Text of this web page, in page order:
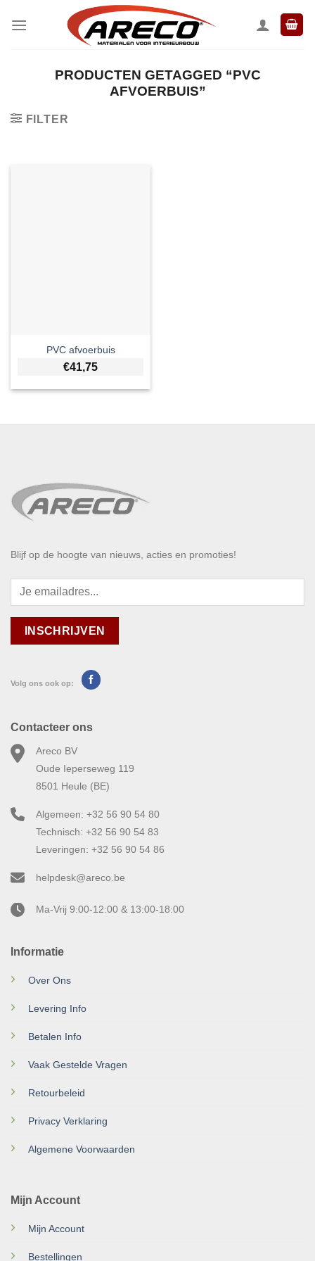
naar
PRODUCTEN GETAGGED “PVC
AFVOERBUIS”
FILTER
PVC afvoerbuis
€41,75
Blijf op de hoogte van nieuws, acties en promoties!
Volg ons ook op:
Informatie
Over Ons
Levering Info
Betalen Info
Vaak Gestelde Vragen
Retourbeleid
Privacy Verklaring
Algemene Voorwaarden
Mijn Account
Mijn Account
Bestellingen
Contacteer ons
Areco BV
Oude Ieperseweg 119
8501 Heule (BE)
Algemeen: +32 56 90 54 80
Technisch: +32 56 90 54 83
Leveringen: +32 56 90 54 86
helpdesk@areco.be
Ma-Vrij 9:00-12:00 & 13:00-18:00